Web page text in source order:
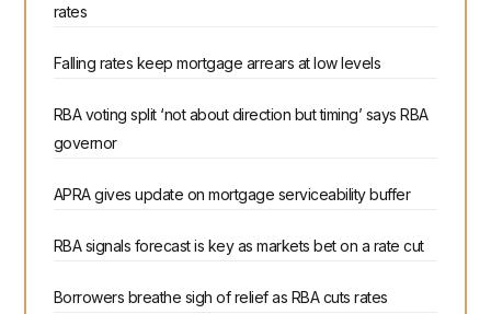
rates
Falling rates keep mortgage arrears at low levels
RBA voting split ‘not about direction but timing’ says RBA
governor
APRA gives update on mortgage serviceability buffer
RBA signals forecast is key as markets bet on a rate cut
Borrowers breathe sigh of relief as RBA cuts rates